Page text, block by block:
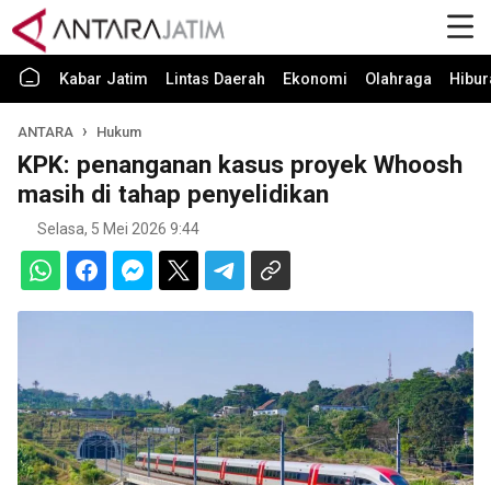
Kabar Jatim Lintas Daerah Ekonomi Olahraga
ANTARA Hukum
KPK: penanganan kasus proyek Whoosh
masih di tahap penyelidikan
Selasa, 5 Mei 2026 9:44